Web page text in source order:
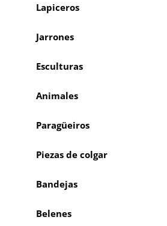
Lapiceros
Jarrones
Esculturas
Animales
Paragüeiros
Piezas de colgar
Bandejas
Belenes